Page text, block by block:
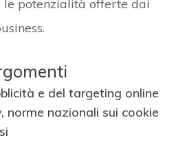
potenzialità offerte dai
e del targeting online
norme nazionali sui cookie